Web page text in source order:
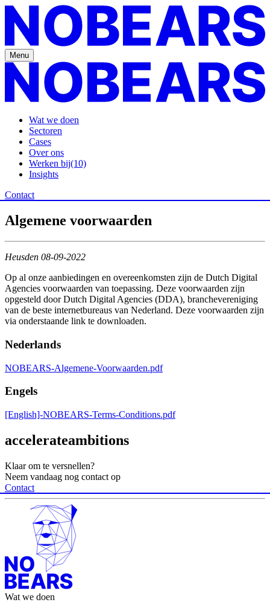
Menu
Wat we doen
Sectoren
Cases
Over ons
Werken bij(10)
Insights
Contact
Algemene voorwaarden
Heusden 08-09-2022
Op al onze aanbiedingen en overeenkomsten zijn de Dutch Digital
Agencies voorwaarden van toepassing. Deze voorwaarden zijn
opgesteld door Dutch Digital Agencies (DDA), branchevereniging
van de beste internetbureaus van Nederland. Deze voorwaarden zijn
via onderstaande link te downloaden.
Nederlands
NOBEARS-Algemene-Voorwaarden.pdf
Engels
[English]-NOBEARS-Terms-Conditions.pdf
accelerateambitions
Klaar om te versnellen?
Neem vandaag nog contact op
Contact
Wat we doen